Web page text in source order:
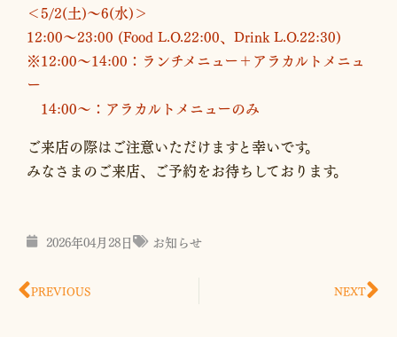
＜5/2(土)～6(水)＞
12:00～23:00 (Food L.O.22:00、Drink L.O.22:30)
※12:00〜14:00：ランチメニュー＋アラカルトメニュ
ー
14:00〜：アラカルトメニューのみ
ご来店の際はご注意いただけますと幸いです。
みなさまのご来店、ご予約をお待ちしております。
2026年04月28日 お知らせ
PREVIOUS NEXT